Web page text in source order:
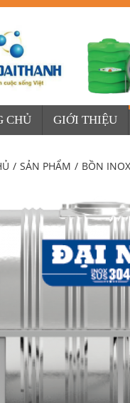
CHỦ GIỚI THIỆU
/ SẢN PHẨM / BỒN